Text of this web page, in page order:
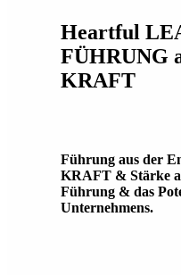
Heartful
FÜHRUNG
KRAFT
Führung aus der
KRAFT & Stärke
Führung & das
Unternehmens.